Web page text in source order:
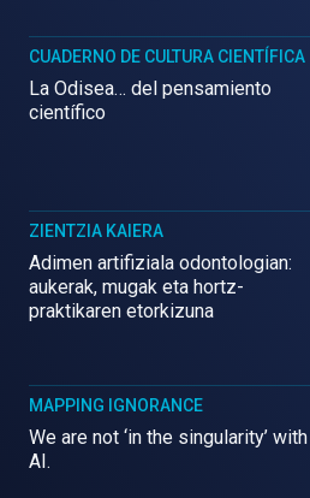
CUADERNO DE CULTURA CIENTÍFICA
La Odisea… del pensamiento
científico
ZIENTZIA KAIERA
Adimen artifiziala odontologian:
aukerak, mugak eta hortz-
praktikaren etorkizuna
MAPPING IGNORANCE
We are not ‘in the singularity’ with
AI.